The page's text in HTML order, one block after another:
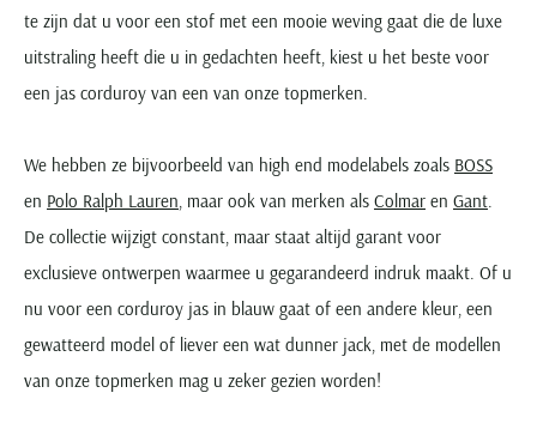
te zijn dat u voor een stof met een mooie weving gaat die de luxe
uitstraling heeft die u in gedachten heeft, kiest u het beste voor
een jas corduroy van een van onze topmerken.
We hebben ze bijvoorbeeld van high end modelabels zoals BOSS
en Polo Ralph Lauren , maar ook van merken als Colmar en Gant
De collectie wijzigt constant, maar staat altijd garant voor
exclusieve ontwerpen waarmee u gegarandeerd indruk maakt. Of u
nu voor een corduroy jas in blauw gaat of een andere kleur, een
gewatteerd model of liever een wat dunner jack, met de modellen
van onze topmerken mag u zeker gezien worden!